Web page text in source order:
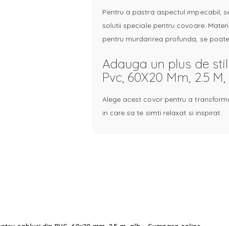
Pentru a pastra aspectul impecabil,
solutii speciale pentru covoare.
pentru murdarirea profunda, se
Adauga un plus de
Pvc, 60X20 Mm, 2.5 M,
Alege acest covor pentru a
in care sa te simti relaxat si inspirat.